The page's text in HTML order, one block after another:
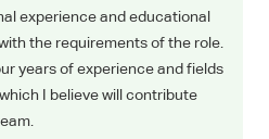
experience and educational
the requirements of the role.
years of experience and fields
I believe will contribute